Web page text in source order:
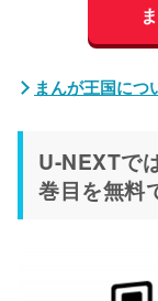
まんが王国につ
U-NEXTで
巻目を無料